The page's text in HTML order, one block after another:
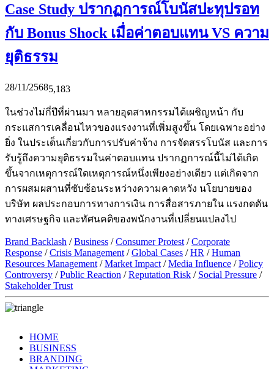
Case Study ปรากฏการณ์โบนัสปะทุปรอท
กับ Bonus Shock เมื่อค่าตอบแทน VS ความ
ยุติธรรม
28/11/25685,183
ในช่วงไม่กี่ปีที่ผ่านมา หลายอุตสาหกรรมได้เผชิญหน้า กับ
กระแสการเคลื่อนไหวของแรงงานที่เพิ่มสูงขึ้น โดยเฉพาะอย่าง
ยิ่ง ในประเด็นเกี่ยวกับการปรับค่าจ้าง การจัดสรรโบนัส และการ
รับรู้ถึงความยุติธรรมในค่าตอบแทน ปรากฏการณ์นี้ไม่ได้เกิด
ขึ้นจากเหตุการณ์ใดเหตุการณ์หนึ่งเพียงอย่างเดียว แต่เกิดจาก
การผสมผสานที่ซับซ้อนระหว่างความคาดหวัง นโยบายของ
บริษัท ผลประกอบการทางการเงิน การสื่อสารภายใน แรงกดดัน
ทางเศรษฐกิจ และทัศนคติของพนักงานที่เปลี่ยนแปลงไป
Brand Backlash /Business /Consumer Protest /Corporate
Response /Crisis Management /Global Cases /HR /Human
Resources Management /Market Impact /Media Influence /Policy
Controversy /Public Reaction /Reputation Risk / Social Pressure /
Stakeholder Trust
HOME
BUSINESS
BRANDING